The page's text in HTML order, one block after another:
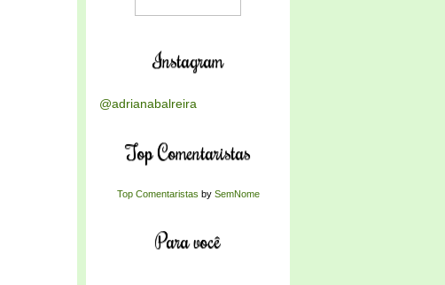
Instagram
@adrianabalreira
Top Comentaristas
Top Comentaristas by SemNome
Para você